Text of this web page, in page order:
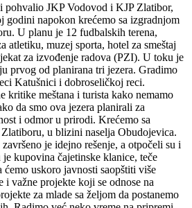
pohvalio JKP Vodovod i KJP Zlatibor,
napokon krećemo sa izgradnjom
U planu je 12 fudbalskih terena,
atletiku, muzej sporta, hotel za smeštaj
za izvođenje radova (PZI). U toku je
prvog od planirana tri jezera. Gradimo
Katušnici i dobroseličkoj reci.
kritike meštana i turista kako nemamo
da smo ova jezera planirali za
i odmor u prirodi. Krećemo sa
u blizini naselja Obudojevica.
je idejno rešenje, a otpočeli su i
kupovina čajetinske klanice, teče
ćemo uskoro javnosti saopštiti više
i važne projekte koji se odnose na
za mlade sa željom da postanemo